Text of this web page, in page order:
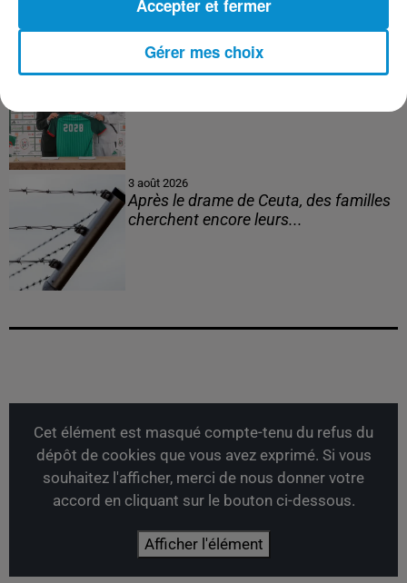
3 août 2026
Le banc des Verts va changer de main
3 août 2026
Après le drame de Ceuta, des familles
cherchent encore leurs...
Cet élément est masqué compte-tenu du refus du
dépôt de cookies que vous avez exprimé. Si vous
souhaitez l'afficher, merci de nous donner votre
accord en cliquant sur le bouton ci-dessous.
Afficher l'élément
Gérer mes choix
Accepter et fermer